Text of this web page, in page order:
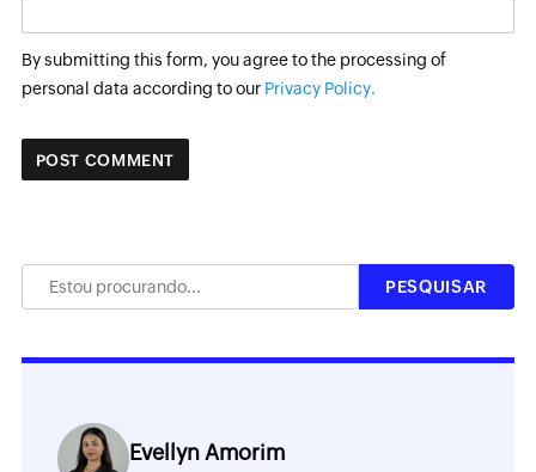
By submitting this form, you agree to the processing of
personal data according to our Privacy Policy.
Evellyn Amorim